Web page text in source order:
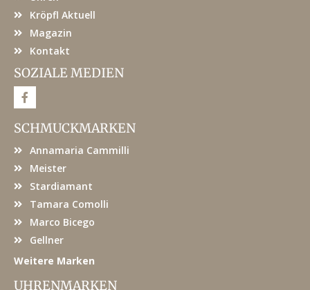
Kröpfl Aktuell
Magazin
Kontakt
SOZIALE MEDIEN
F
a
e
b
o
SCHMUCKMARKEN
Annamaria Cammilli
Meister
Stardiamant
Tamara Comolli
Marco Bicego
Gellner
Weitere Marken
UHRENMARKEN